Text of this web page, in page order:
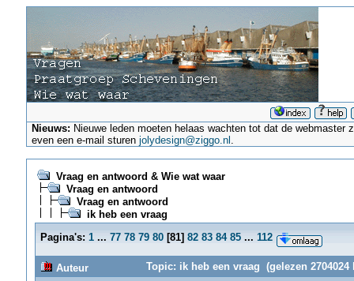
Nieuws: Nieuwe leden moeten helaas wachten tot dat de
even een e-mail sturenjolydesign@ziggo.nl .
Vraag en antwoord & Wie wat waar
Vraag en antwoord
Vraag en antwoord
ik heb een vraag
Pagina's: 1 ... 77 78 79 80[81] 82 83 84 85 ... 112
Auteur
Topic: ik heb een vraag (gelezen 2704024